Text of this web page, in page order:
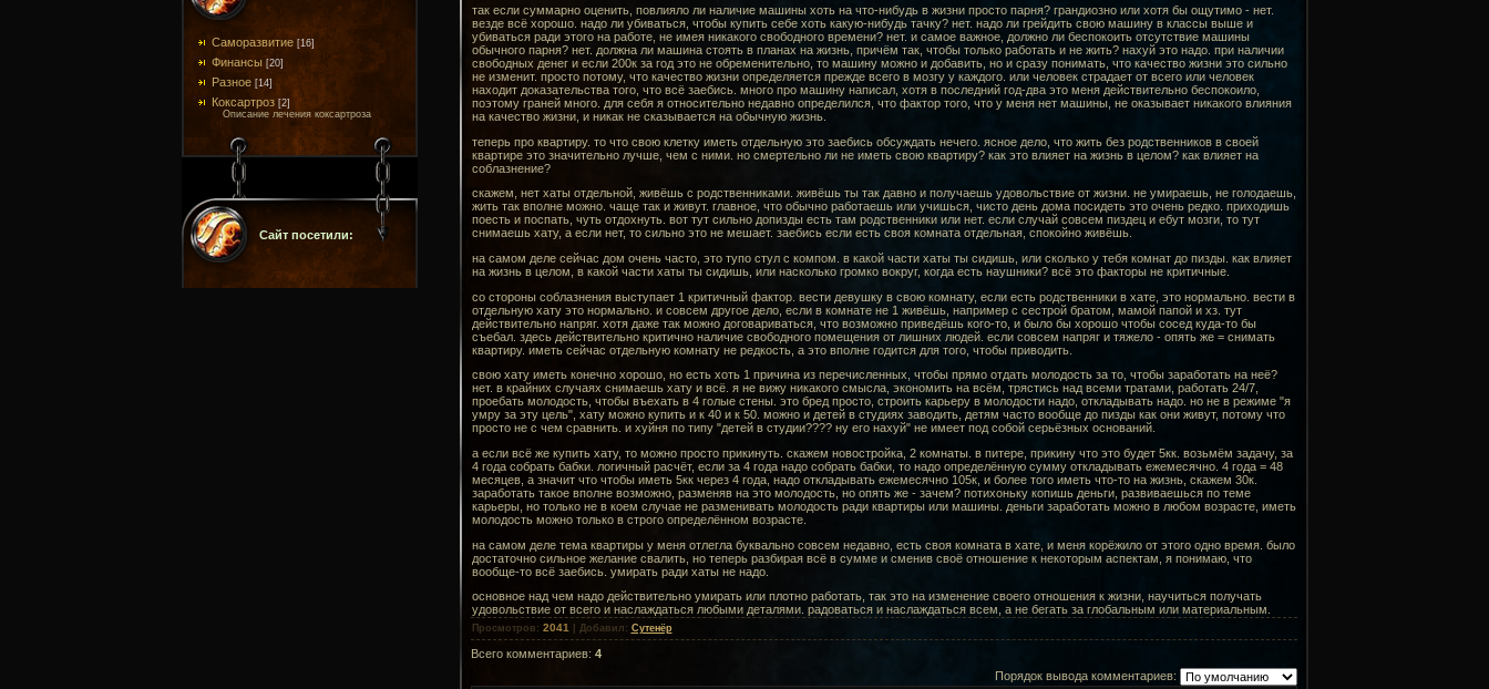
Саморазвитие [16]
Финансы [20]
Разное [14]
Коксартроз [2]
Описание лечения коксартроза
Сайт посетили:
так если суммарно оценить, повлияло ли наличие машины хоть на что-нибудь в жизни просто парня? грандиозно или хотя бы ощутимо - нет.
везде всё хорошо. надо ли убиваться, чтобы купить себе хоть какую-нибудь тачку? нет. надо ли грейдить свою машину в классы выше и
убиваться ради этого на работе, не имея никакого свободного времени? нет. и самое важное, должно ли беспокоить отсутствие машины
обычного парня? нет. должна ли машина стоять в планах на жизнь, причём так, чтобы только работать и не жить? нахуй это надо. при наличии
свободных денег и если 200к за год это не обременительно, то машину можно и добавить, но и сразу понимать, что качество жизни это сильно
не изменит. просто потому, что качество жизни определяется прежде всего в мозгу у каждого. или человек страдает от всего или человек
находит доказательства того, что всё заебись. много про машину написал, хотя в последний год-два это меня действительно беспокоило,
поэтому граней много. для себя я относительно недавно определился, что фактор того, что у меня нет машины, не оказывает никакого влияния
на качество жизни, и никак не сказывается на обычную жизнь.
теперь про квартиру. то что свою клетку иметь отдельную это заебись обсуждать нечего. ясное дело, что жить без родственников в своей
квартире это значительно лучше, чем с ними. но смертельно ли не иметь свою квартиру? как это влияет на жизнь в целом? как влияет на
соблазнение?
скажем, нет хаты отдельной, живёшь с родственниками. живёшь ты так давно и получаешь удовольствие от жизни. не умираешь, не голодаешь,
жить так вполне можно. чаще так и живут. главное, что обычно работаешь или учишься, чисто день дома посидеть это очень редко. приходишь
поесть и поспать, чуть отдохнуть. вот тут сильно допизды есть там родственники или нет. если случай совсем пиздец и ебут мозги, то тут
снимаешь хату, а если нет, то сильно это не мешает. заебись если есть своя комната отдельная, спокойно живёшь.
на самом деле сейчас дом очень часто, это тупо стул с компом. в какой части хаты ты сидишь, или сколько у тебя комнат до пизды. как влияет
на жизнь в целом, в какой части хаты ты сидишь, или насколько громко вокруг, когда есть наушники? всё это факторы не критичные.
со стороны соблазнения выступает 1 критичный фактор. вести девушку в свою комнату, если есть родственники в хате, это нормально. вести в
отдельную хату это нормально. и совсем другое дело, если в комнате не 1 живёшь, например с сестрой братом, мамой папой и хз. тут
действительно напряг. хотя даже так можно договариваться, что возможно приведёшь кого-то, и было бы хорошо чтобы сосед куда-то бы
съебал. здесь действительно критично наличие свободного помещения от лишних людей. если совсем напряг и тяжело - опять же = снимать
квартиру. иметь сейчас отдельную комнату не редкость, а это вполне годится для того, чтобы приводить.
свою хату иметь конечно хорошо, но есть хоть 1 причина из перечисленных, чтобы прямо отдать молодость за то, чтобы заработать на неё?
нет. в крайних случаях снимаешь хату и всё. я не вижу никакого смысла, экономить на всём, трястись над всеми тратами, работать 24/7,
проебать молодость, чтобы въехать в 4 голые стены. это бред просто, строить карьеру в молодости надо, откладывать надо. но не в режиме "я
умру за эту цель", хату можно купить и к 40 и к 50. можно и детей в студиях заводить, детям часто вообще до пизды как они живут, потому что
просто не с чем сравнить. и хуйня по типу "детей в студии???? ну его нахуй" не имеет под собой серьёзных оснований.
а если всё же купить хату, то можно просто прикинуть. скажем новостройка, 2 комнаты. в питере, прикину что это будет 5кк. возьмём задачу, за
4 года собрать бабки. логичный расчёт, если за 4 года надо собрать бабки, то надо определённую сумму откладывать ежемесячно. 4 года = 48
месяцев, а значит что чтобы иметь 5кк через 4 года, надо откладывать ежемесячно 105к, и более того иметь что-то на жизнь, скажем 30к.
заработать такое вполне возможно, разменяв на это молодость, но опять же - зачем? потихоньку копишь деньги, развиваешься по теме
карьеры, но только не в коем случае не разменивать молодость ради квартиры или машины. деньги заработать можно в любом возрасте, иметь
молодость можно только в строго определённом возрасте.
на самом деле тема квартиры у меня отлегла буквально совсем недавно, есть своя комната в хате, и меня корёжило от этого одно время. было
достаточно сильное желание свалить, но теперь разбирая всё в сумме и сменив своё отношение к некоторым аспектам, я понимаю, что
вообще-то всё заебись. умирать ради хаты не надо.
основное над чем надо действительно умирать или плотно работать, так это на изменение своего отношения к жизни, научиться получать
удовольствие от всего и наслаждаться любыми деталями. радоваться и наслаждаться всем, а не бегать за глобальным или материальным.
Просмотров : 2041| Добавил : Сутенёр
Всего комментариев: 4
Порядок вывода комментариев: